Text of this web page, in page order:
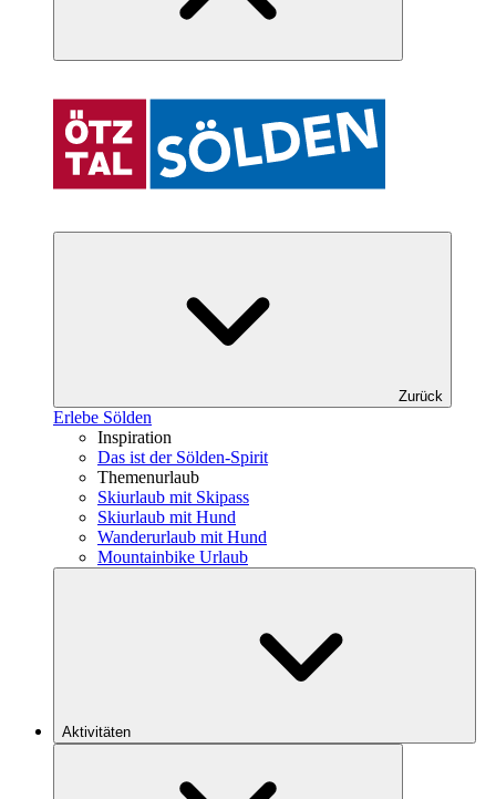
Zurück
Erlebe Sölden
Inspiration
Das ist der Sölden-Spirit
Themenurlaub
Skiurlaub mit Skipass
Skiurlaub mit Hund
Wanderurlaub mit Hund
Mountainbike Urlaub
Aktivitäten